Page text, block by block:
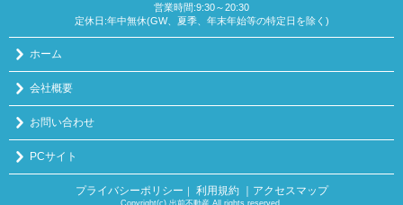
営業時間:9:30～20:30
定休日:年中無休(GW、夏季、年末年始等の特定日を除く)
ホーム
会社概要
お問い合わせ
PCサイト
プライバシーポリシー ｜ 利用規約 ｜アクセスマップ
Copyright(c) 出前不動産 All rights reserved.